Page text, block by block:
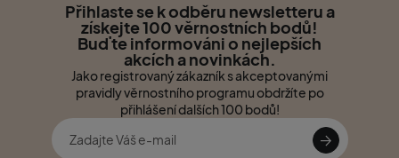
Přihlaste se k odběru newsletteru a
získejte 100 věrnostních bodů!
Buďte informováni o nejlepších
akcích a novinkách.
Jako registrovaný zákazník s akceptovanými
pravidly věrnostního programu obdržíte po
přihlášení dalších 100 bodů!